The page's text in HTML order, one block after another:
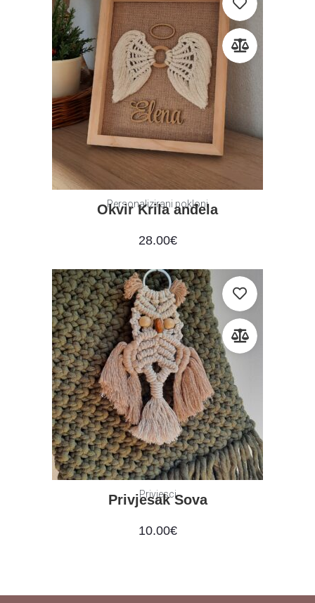
Personalizirani pokloni
Okvir Krila anđela
28.00€
Privjesci
Privjesak Sova
10.00€